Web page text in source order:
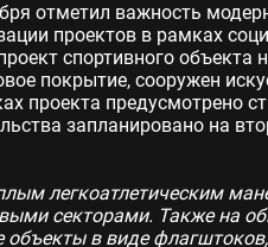
отметил важность
проектов в рамках
спортивного
покрытие, сооружен
проекта предусмотрено
запланировано на
легкоатлетическим
секторами. Также на
объекты в виде